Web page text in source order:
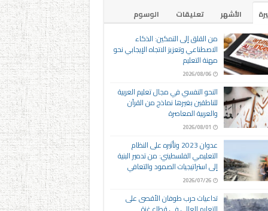
الأشهر تعليقات
الوسوم
من القلق إلى التمكين: الذكاء
الاصطناعي وتعزيز الاتجاه الإيجابي نحو
مهنة التعليم
2026/08/06
النحو النفسي في مجال تعليم العربية
للناطقين بغيرها نماذج من القرآن
والعربية المعاصرة
2026/08/01
عدوان 2023 وتأثيره على النظام
التعليمي الفلسطيني: من تدمير البنية
إلى استراتيجيات الصمود والتعافي
2026/07/26
تداعيات حرب طوفان الأقصى على